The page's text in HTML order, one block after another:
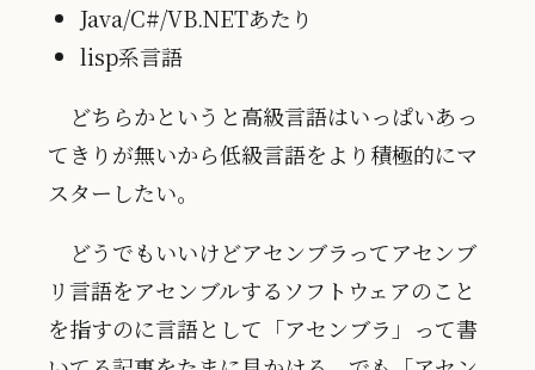
Java/C#/VB.NETあたり
lisp系言語
どちらかというと高級言語はいっぱいあっ
てきりが無いから低級言語をより積極的にマ
スターしたい。
どうでもいいけどアセンブラってアセンブ
リ言語をアセンブルするソフトウェアのこと
を指すのに言語として「アセンブラ」って書